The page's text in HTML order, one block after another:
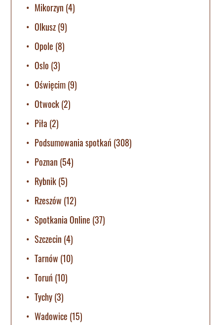
Mikorzyn (4)
Olkusz(9)
Opole (8)
Oslo (3)
Oświęcim(9)
Otwock(2)
Piła (2)
Podsumowania spotkań (308)
Poznan (54)
Rybnik(5)
Rzeszów (12)
Spotkania Online (37)
Szczecin (4)
Tarnów (10)
Toruń (10)
Tychy(3)
Wadowice (15)